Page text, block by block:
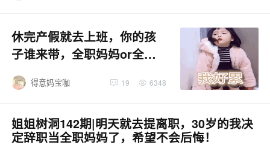
休完产假就去上班，你的孩
子谁来带，全职妈妈or全能
妈妈到底该怎么选？
得意妈宝咖 19 6348
姐姐树洞142期|明天就去提离职，30岁的我决
定辞职当全职妈妈了，希望不会后悔！